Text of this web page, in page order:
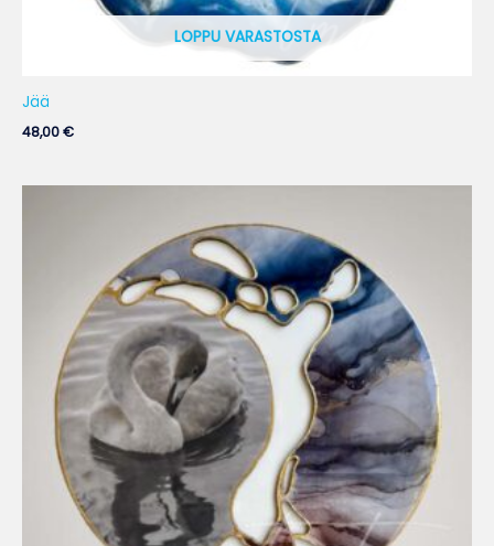
LOPPU VARASTOSTA
Jää
48,00€